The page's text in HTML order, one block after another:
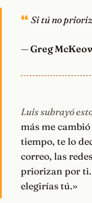
Si tú no
—Greg
Luis subrayó
más me
tiempo, te lo
correo, las
priorizan por ti.
elegirías tú.»